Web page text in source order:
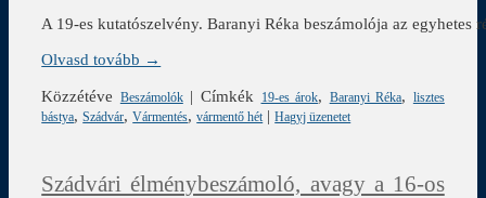
A 19-es kutatószelvény. Baranyi Réka beszámolója az egyhetes
Olvasd tovább →
Közzétéve
Beszámolók| Címkék 19-es árok, Baranyi Réka,
lisztes
bástya,Szádvár,Vármentés,vármentő hét |Hagyj üzenetet
Szádvári élménybeszámoló, avagy a 16-os